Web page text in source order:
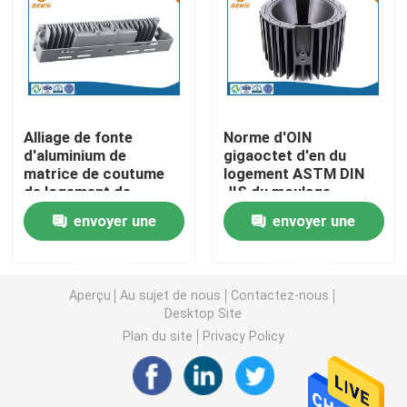
Pièces de rotation de commande numérique par
Clôtures électroniques faites sur commande
Pièces en plastique faites sur commande d'injection
la lingotière de moulage mécanique sous pression
Les pièces d'auto de moulage mécanique sous
Alliage de fonte
d'aluminium de
matrice de coutume
de logement de
lumière d'inondation
d'ADC12 A380 LED
envoyer une
Norme d'OIN
gigaoctet d'en du
logement ASTM DIN
JIS du moulage
mécanique sous
pression d'aluminium
LED
envoyer une
Aperçu Au sujet de nous
Contactez-nous
Desktop Site
Plan du site
Privacy Policy